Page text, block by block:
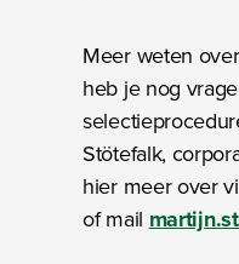
Meer weten
heb je nog
Stötefalk,
hier meer over
of mail